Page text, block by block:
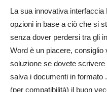
La sua innovativa
opzioni in base a ciò che si
senza dover perdersi tra gli
Word è un piacere,
soluzione se dovete
salva i documenti in formato
(per compatibilità) il buon